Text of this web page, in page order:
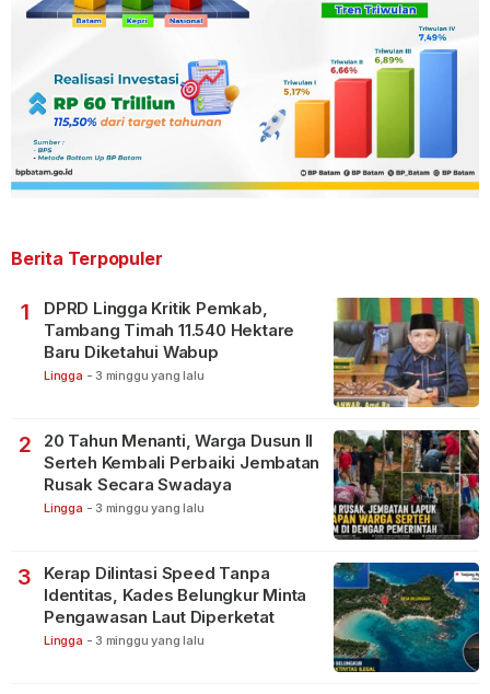
Berita Terpopuler
1
DPRD Lingga Kritik Pemkab,
Tambang Timah 11.540 Hektare
Baru Diketahui Wabup
Lingga - 3 minggu yang lalu
2
20 Tahun Menanti, Warga Dusun II
Serteh Kembali Perbaiki Jembatan
Rusak Secara Swadaya
Lingga - 3 minggu yang lalu
3
Kerap Dilintasi Speed Tanpa
Identitas, Kades Belungkur Minta
Pengawasan Laut Diperketat
Lingga - 3 minggu yang lalu